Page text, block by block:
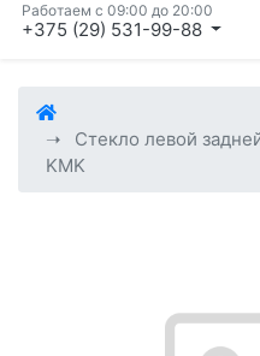
Работаем с 09:00 до 20:00
+375 (29) 531-99-88
Стекло левой
KMK